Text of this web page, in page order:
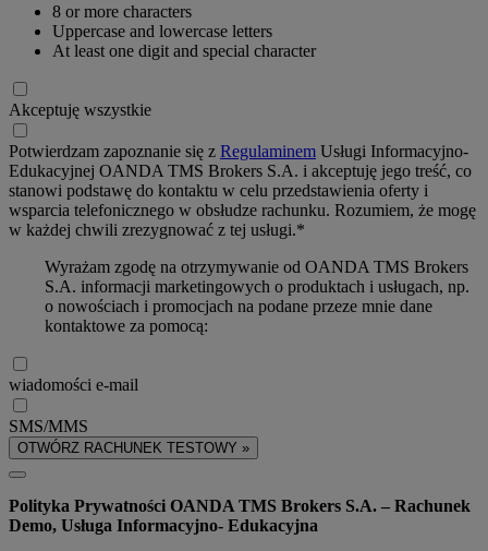
8 or more characters
Uppercase and lowercase letters
At least one digit and special character
Akceptuję wszystkie
Potwierdzam zapoznanie się z Regulaminem Usługi Informacyjno-
Edukacyjnej OANDA TMS Brokers S.A. i akceptuję jego treść, co
stanowi podstawę do kontaktu w celu przedstawienia oferty i
wsparcia telefonicznego w obsłudze rachunku. Rozumiem, że mogę
w każdej chwili zrezygnować z tej usługi.*
Wyrażam zgodę na otrzymywanie od OANDA TMS Brokers
S.A. informacji marketingowych o produktach i usługach, np.
o nowościach i promocjach na podane przeze mnie dane
kontaktowe za pomocą:
wiadomości e-mail
SMS/MMS
OTWÓRZ RACHUNEK TESTOWY »
Polityka Prywatności OANDA TMS Brokers S.A. – Rachunek
Demo, Usługa Informacyjno- Edukacyjna